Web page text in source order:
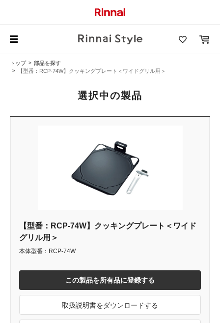
トップ
部品を探す
【型番：RCP-74W】クッキングプレート＜ワイドグリル用＞
選択中の製品
【型番：RCP-74W】クッキングプレート＜ワイド
グリル用＞
本体型番：RCP-74W
この製品を所有品に登録する
取扱説明書をダウンロードする